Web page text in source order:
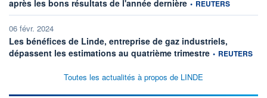
après les bons résultats de l'année dernière • REUTERS
06 févr. 2024
Les bénéfices de Linde, entreprise de gaz industriels,
dépassent les estimations au quatrième trimestre information
• REUTERS
Toutes les actualités à propos de LINDE